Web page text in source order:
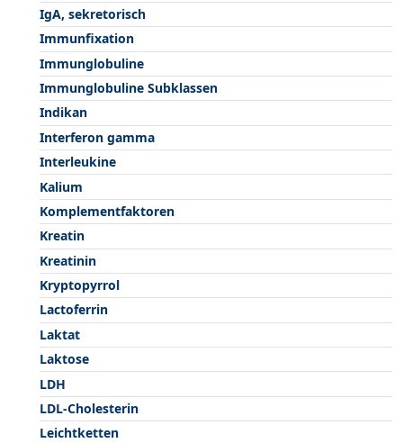
IgA, sekretorisch
Immunfixation
Immunglobuline
Immunglobuline Subklassen
Indikan
Interferon gamma
Interleukine
Kalium
Komplementfaktoren
Kreatin
Kreatinin
Kryptopyrrol
Lactoferrin
Laktat
Laktose
LDH
LDL-Cholesterin
Leichtketten